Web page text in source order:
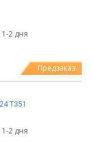
1-2 дня
Предзаказ
T351
1-2 дня